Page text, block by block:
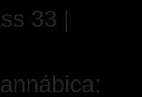
33 |